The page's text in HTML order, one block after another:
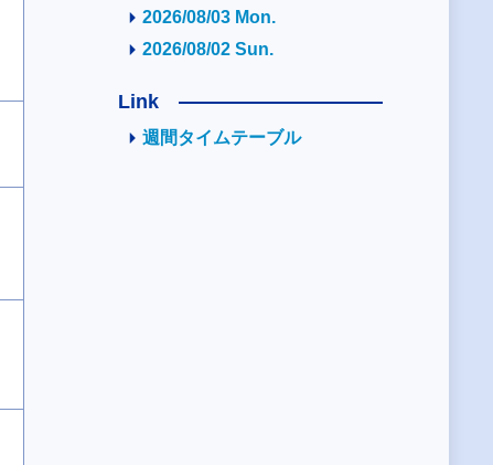
2026/08/03 Mon.
2026/08/02 Sun.
Link
週間タイムテーブル